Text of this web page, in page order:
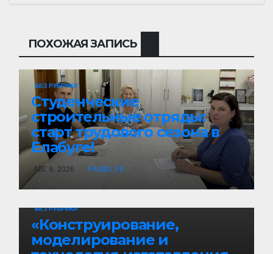
ПОХОЖАЯ ЗАПИСЬ
БЕЗ РУБРИКИ
Студенческие
строительные отряды:
старт трудового сезона в
Елабуге!
АВГ 6, 2026 FAMELYE
БЕЗ РУБРИКИ
«Конструирование,
моделирование и